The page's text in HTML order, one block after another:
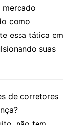
mercado
como
essa tática em
suas
de corretores